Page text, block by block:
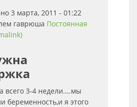
3 марта, 2011 - 01:22
гаврюша Постоянная
всего 3-4 недели....мы
беременность,и я этого